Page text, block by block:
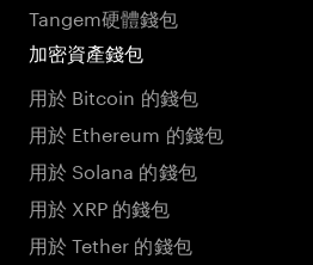
Tangem硬體錢包
加密資產錢包
用於 Bitcoin 的錢包
用於 Ethereum 的錢包
用於 Solana 的錢包
用於 XRP 的錢包
用於 Tether 的錢包